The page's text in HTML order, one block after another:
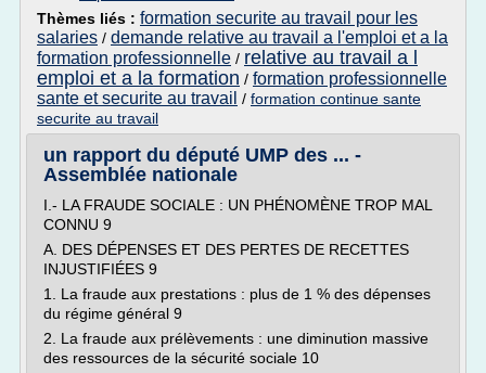
Thèmes liés : formation securite au travail pour les
salaries / demande relative au travail a l'emploi et a la
formation professionnelle / relative au travail a l
emploi et a la formation / formation professionnelle
sante et securite au travail / formation continue sante
securite au travail
un rapport du député UMP des ... -
Assemblée nationale
I.- LA FRAUDE SOCIALE : UN PHÉNOMÈNE TROP MAL
CONNU 9
A. DES DÉPENSES ET DES PERTES DE RECETTES
INJUSTIFIÉES 9
1. La fraude aux prestations : plus de 1 % des dépenses
du régime général 9
2. La fraude aux prélèvements : une diminution massive
des ressources de la sécurité sociale 10